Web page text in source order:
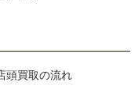
頭買取の流れ